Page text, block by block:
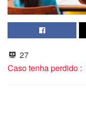
27
Caso tenha perdido :